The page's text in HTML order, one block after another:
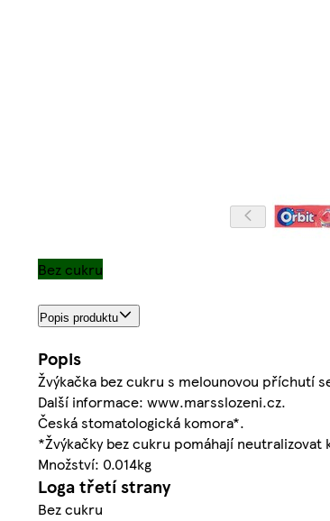
Bez cukru
Popis produktu
Popis
Žvýkačka bez cukru s melounovou příchutí
Další informace: www.marsslozeni.cz.
Česká stomatologická komora*.
*Žvýkačky bez cukru pomáhají neutralizovat
Množství: 0.014kg
Loga třetí strany
Bez cukru